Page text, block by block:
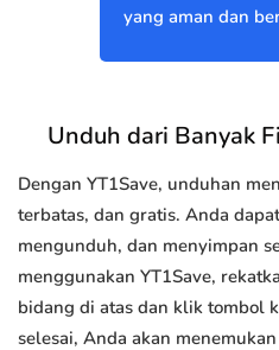
yang aman dan
Unduh dari Banyak
Dengan YT1Save, unduhan
terbatas, dan gratis. Anda
mengunduh, dan menyimpan
menggunakan YT1Save,
bidang di atas dan klik tombol
selesai, Anda akan